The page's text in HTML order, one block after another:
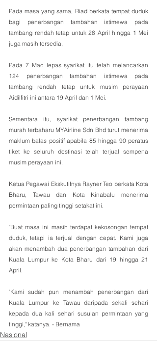
Pada masa yang sama, Riad berkata tempat duduk
bagi penerbangan tambahan istimewa pada
tambang rendah tetap untuk 28 April hingga 1 Mei
juga masih tersedia,
Pada 7 Mac lepas syarikat itu telah melancarkan
124 penerbangan tambahan istimewa pada
tambang rendah tetap untuk musim perayaan
Aidilfitri ini antara 19 April dan 1 Mei.
Sementara itu, syarikat penerbangan tambang
murah terbaharu MYAirline Sdn Bhd turut menerima
maklum balas positif apabila 85 hingga 90 peratus
tiket ke seluruh destinasi telah terjual sempena
musim perayaan ini.
Ketua Pegawai Ekskutifnya Rayner Teo berkata Kota
Bharu, Tawau dan Kota Kinabalu menerima
permintaan paling tinggi setakat ini.
"Buat masa ini masih terdapat kekosongan tempat
duduk, tetapi ia terjual dengan cepat. Kami juga
akan menambah dua penerbangan tambahan dari
Kuala Lumpur ke Kota Bharu dari 19 hingga 21
April.
"Kami sudah pun menambah penerbangan dari
Kuala Lumpur ke Tawau daripada sekali sehari
kepada dua kali sehari susulan permintaan yang
tinggi," katanya. - Bernama
Nasional